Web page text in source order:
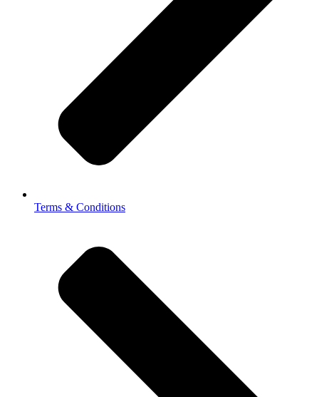
Terms & Conditions